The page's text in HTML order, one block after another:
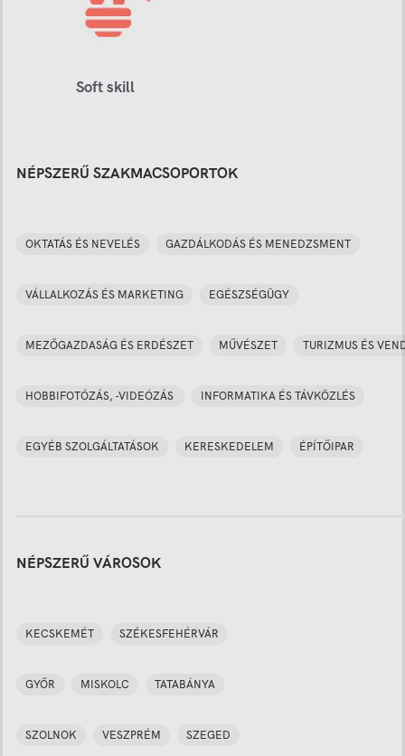
Soft skill
NÉPSZERŰ SZAKMACSOPORTOK
OKTATÁS ÉS NEVELÉS GAZDÁLKODÁS ÉS MENEDZSMENT
VÁLLALKOZÁS ÉS MARKETING EGÉSZSÉGÜGY
MEZŐGAZDASÁG ÉS ERDÉSZET MŰVÉSZET TURIZMUS ÉS
HOBBIFOTÓZÁS, -VIDEÓZÁS INFORMATIKA ÉS TÁVKÖZLÉS
EGYÉB SZOLGÁLTATÁSOK KERESKEDELEM ÉPÍTŐIPAR
NÉPSZERŰ VÁROSOK
KECSKEMÉT SZÉKESFEHÉRVÁR
GYŐR MISKOLC TATABÁNYA
SZOLNOK VESZPRÉM SZEGED